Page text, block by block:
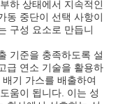
하 상태에서 지속적인
동 중단이 선택 사항이
구성 요소로 만듭니
기준을 충족하도록 설
급 연소 기술을 활용하
기 가스를 배출하여
움이 됩니다. 이는 성